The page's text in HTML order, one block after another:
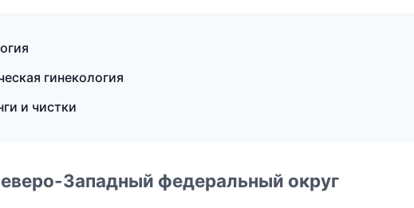
гинекология
и чистки
Западный федеральный округ